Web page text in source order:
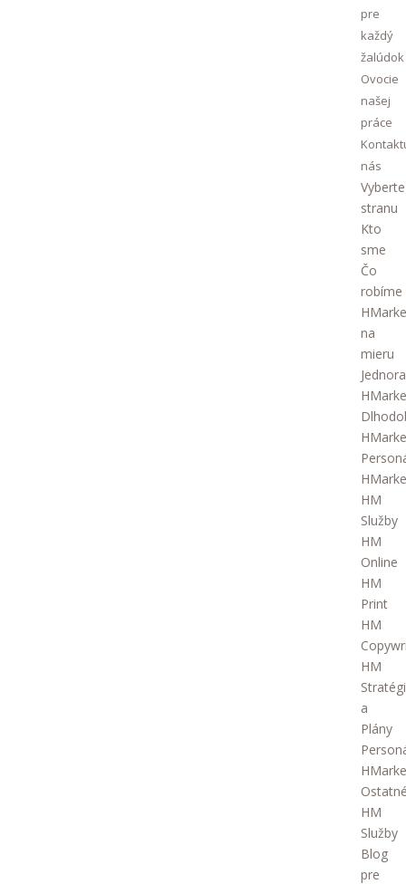
pre
každý
žalúdok
Ovocie
našej
práce
nás
Vyberte
stranu
Kto
sme
Čo
robíme
na
mieru
HM
Služby
HM
Online
HM
Print
HM
HM
a
Plány
HM
Služby
Blog
pre